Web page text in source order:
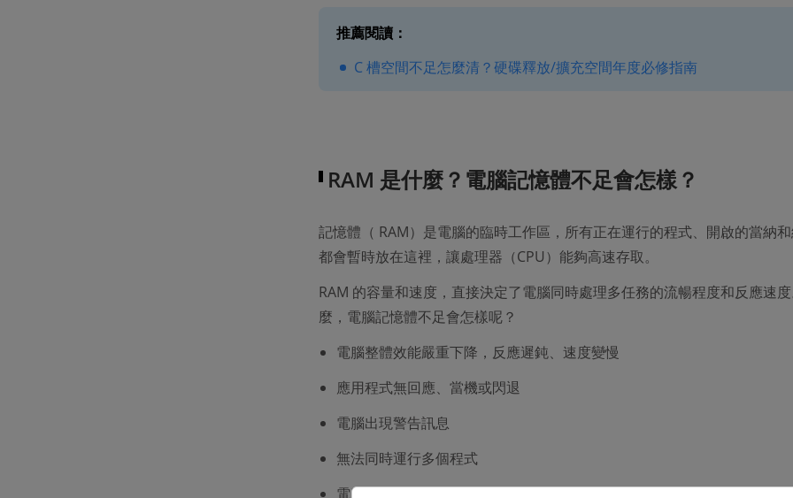
推薦閱讀：
C 槽空間不足怎麼清？硬碟釋放/擴充空間年度必修指南
RAM 是什麼？電腦記憶體不足會怎樣？
記憶體（ RAM）是電腦的臨時工作區，所有正在運行的程式、開啟的當納和
都會暫時放在這裡，讓處理器（CPU）能夠高速存取。
RAM 的容量和速度，直接決定了電腦同時處理多任務的流暢程度和反應速
麼，電腦記憶體不足會怎樣呢？
電腦整體效能嚴重下降，反應遲鈍、速度變慢
應用程式無回應、當機或閃退
電腦出現警告訊息
無法同時運行多個程式
電腦出現藍屏當機、或系統錯誤等